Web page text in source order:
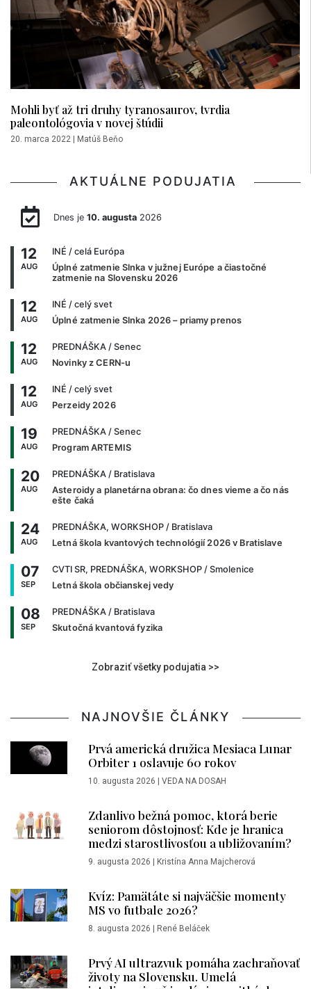
Mohli byť až tri druhy tyranosaurov, tvrdia
paleontológovia v novej štúdii
20. marca 2022 Matúš Beňo
AKTUÁLNE PODUJATIA
Dnes je 10. augusta2026
12
AUG
INÉ / celá Európa
Úplné zatmenie Slnka v južnej Európe a čiastočné
zatmenie na Slovensku 2026
12
AUG
INÉ / celý svet
Úplné zatmenie Slnka 2026 – priamy prenos
12
AUG
PREDNÁŠKA / Senec
Novinky z CERN-u
12
AUG
INÉ / celý svet
Perzeidy 2026
19
AUG
PREDNÁŠKA / Senec
Program ARTEMIS
20
AUG
PREDNÁŠKA / Bratislava
Asteroidy a planetárna obrana: čo dnes vieme a čo nás
ešte čaká
24
AUG
PREDNÁŠKA, WORKSHOP / Bratislava
Letná škola kvantových technológií 2026 v Bratislave
07
SEP
CVTI SR, PREDNÁŠKA, WORKSHOP / Smolenice
Letná škola občianskej vedy
08
SEP
PREDNÁŠKA / Bratislava
Skutočná kvantová fyzika
Zobraziť všetky podujatia >>
NAJNOVŠIE ČLÁNKY
Prvá americká družica Mesiaca Lunar
Orbiter 1 oslavuje 60 rokov
10. augusta 2026 VEDA NA DOSAH
Zdanlivo bežná pomoc, ktorá berie
seniorom dôstojnosť: Kde je hranica
medzi starostlivosťou a ubližovaním?
9. augusta 2026 Kristína Anna Majcherová
Kvíz: Pamätáte si najväčšie momenty
MS vo futbale 2026?
8. augusta 2026 René Beláček
Prvý AI ultrazvuk pomáha zachraňovať
životy na Slovensku. Umelá